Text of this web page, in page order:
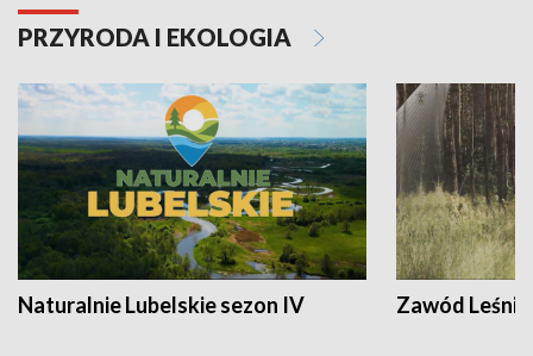
PRZYRODA I EKOLOGIA
Naturalnie Lubelskie sezon IV Zawód Leśnik